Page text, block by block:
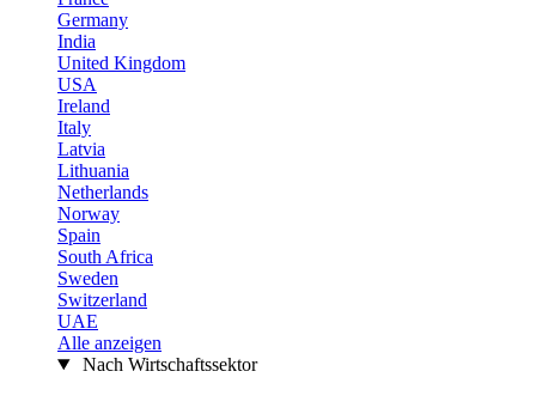
Germany
India
United Kingdom
USA
Ireland
Italy
Latvia
Lithuania
Netherlands
Norway
Spain
South Africa
Sweden
Switzerland
UAE
Alle anzeigen
Nach Wirtschaftssektor